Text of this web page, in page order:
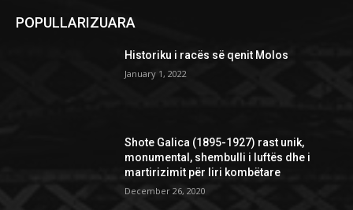
POPULLARIZUARA
Historiku i racës së qenit Molos
January 1, 2022
Shote Galica (1895-1927) rast unik,
monumental, shembulli i luftës dhe i
martirizimit për liri kombëtare
December 26, 2020